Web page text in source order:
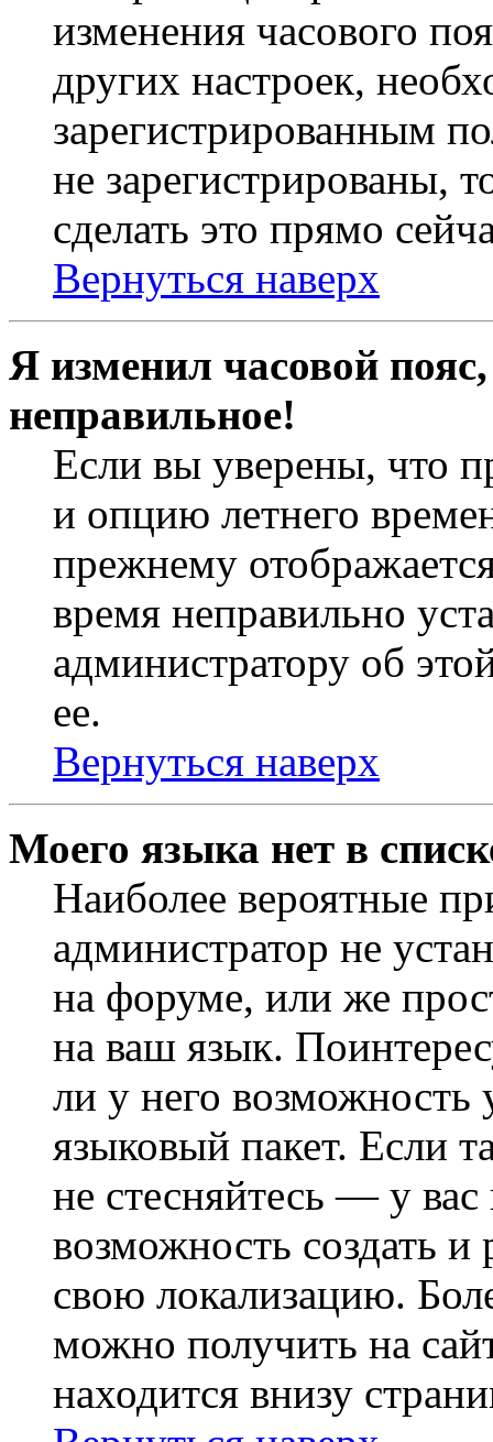
изменения часового
других настроек,
зарегистрированным
не зарегистрированы,
сделать это прямо
Вернуться наверх
Я изменил часовой
неправильное!
Если вы уверены, что
и опцию летнего
прежнему
время неправильно
администратору об
ее.
Вернуться наверх
Моего языка нет в
Наиболее вероятные
администратор не
на форуме, или же
на ваш язык.
ли у него
языковый пакет. Если
не стесняйтесь — у вас
возможность создать
свою локализацию.
можно получить на
находится внизу